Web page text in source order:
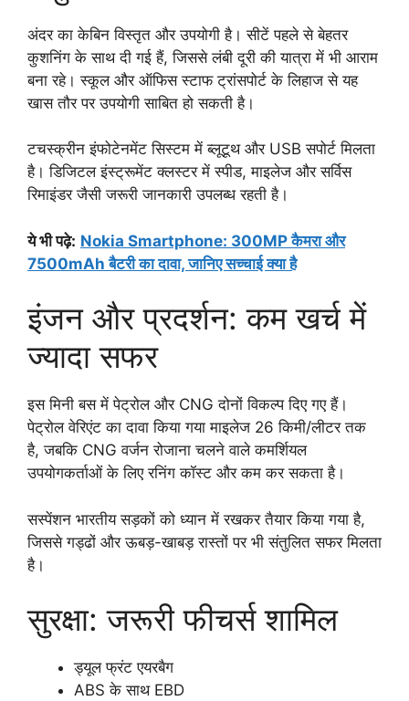
अंदर का केबिन विस्तृत और उपयोगी है। सीटें पहले से बेहतर
कुशनिंग के साथ दी गई हैं, जिससे लंबी दूरी की यात्रा में भी आराम
बना रहे। स्कूल और ऑफिस स्टाफ ट्रांसपोर्ट के लिहाज से यह
खास तौर पर उपयोगी साबित हो सकती है।
टचस्क्रीन इंफोटेनमेंट सिस्टम में ब्लूटूथ और USB सपोर्ट मिलता
है। डिजिटल इंस्ट्रूमेंट क्लस्टर में स्पीड, माइलेज और सर्विस
रिमाइंडर जैसी जरूरी जानकारी उपलब्ध रहती है।
ये भी पढ़े: Nokia Smartphone: 300MP कैमरा और
7500mAh बैटरी का दावा, जानिए सच्चाई क्या है
इंजन और प्रदर्शन: कम खर्च में
ज्यादा सफर
इस मिनी बस में पेट्रोल और CNG दोनों विकल्प दिए गए हैं।
पेट्रोल वेरिएंट का दावा किया गया माइलेज 26 किमी/लीटर तक
है, जबकि CNG वर्जन रोजाना चलने वाले कमर्शियल
उपयोगकर्ताओं के लिए रनिंग कॉस्ट और कम कर सकता है।
सस्पेंशन भारतीय सड़कों को ध्यान में रखकर तैयार किया गया है,
जिससे गड्ढों और ऊबड़-खाबड़ रास्तों पर भी संतुलित सफर मिलता
है।
सुरक्षा: जरूरी फीचर्स शामिल
ड्यूल फ्रंट एयरबैग
ABS के साथ EBD